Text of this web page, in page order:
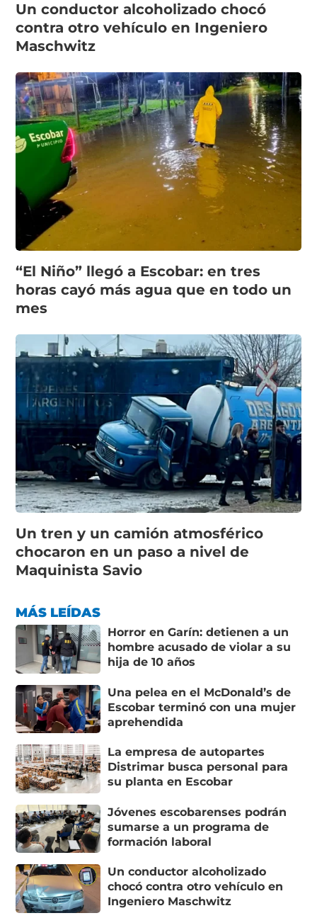
Un conductor alcoholizado chocó
contra otro vehículo en Ingeniero
Maschwitz
“El Niño” llegó a Escobar: en tres
horas cayó más agua que en todo un
mes
Un tren y un camión atmosférico
chocaron en un paso a nivel de
Maquinista Savio
MÁS LEÍDAS
Horror en Garín: detienen a un
hombre acusado de violar a su
hija de 10 años
Una pelea en el McDonald’s de
Escobar terminó con una mujer
aprehendida
La empresa de autopartes
Distrimar busca personal para
su planta en Escobar
Jóvenes escobarenses podrán
sumarse a un programa de
formación laboral
Un conductor alcoholizado
chocó contra otro vehículo en
Ingeniero Maschwitz